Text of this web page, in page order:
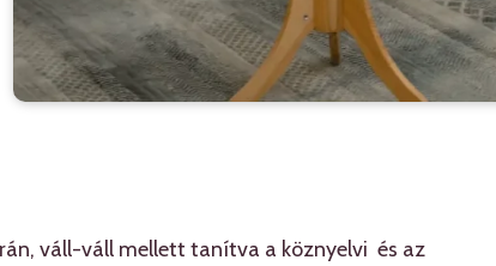
váll-váll mellett tanítva a köznyelvi és az